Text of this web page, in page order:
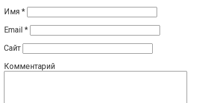
Имя *
Email *
Сайт
Комментарий